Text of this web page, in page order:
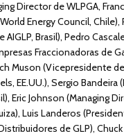
Director de WLPGA,
Energy Council,
AIGLP, Brasil), Pedro
Fraccionadoras de
Muson (Vicepresidente
EE.UU.), Sergio Bandeira
Eric Johnson (Managing
Luis Landeros
de GLP),